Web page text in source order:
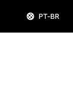
PT-BR